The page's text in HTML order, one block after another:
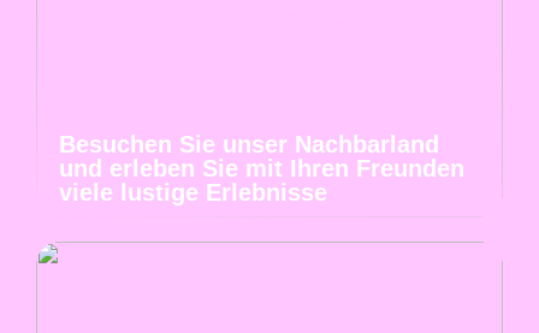
Besuchen Sie unser Nachbarland
und erleben Sie mit Ihren Freunden
viele lustige Erlebnisse